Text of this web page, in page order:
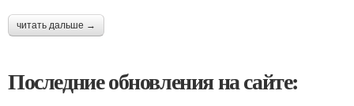
читать дальше →
Последние обновления на сайте: